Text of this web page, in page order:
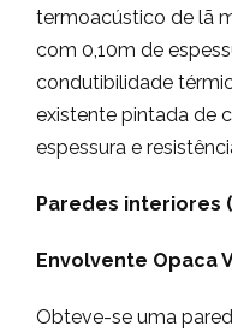
termoacústico de lã
com 0,10m de
condutibilidade
existente pintada de
espessura e
Paredes interiores
Envolvente Opaca
Obteve-se uma